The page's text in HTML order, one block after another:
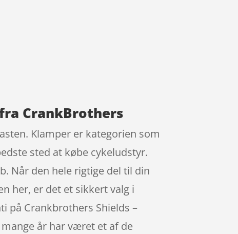
CrankBrothers
Klamper er kategorien som
sted at købe cykeludstyr.
Når den hele rigtige del til din
her, er det et sikkert valg i
på Crankbrothers Shields –
år har været et af de